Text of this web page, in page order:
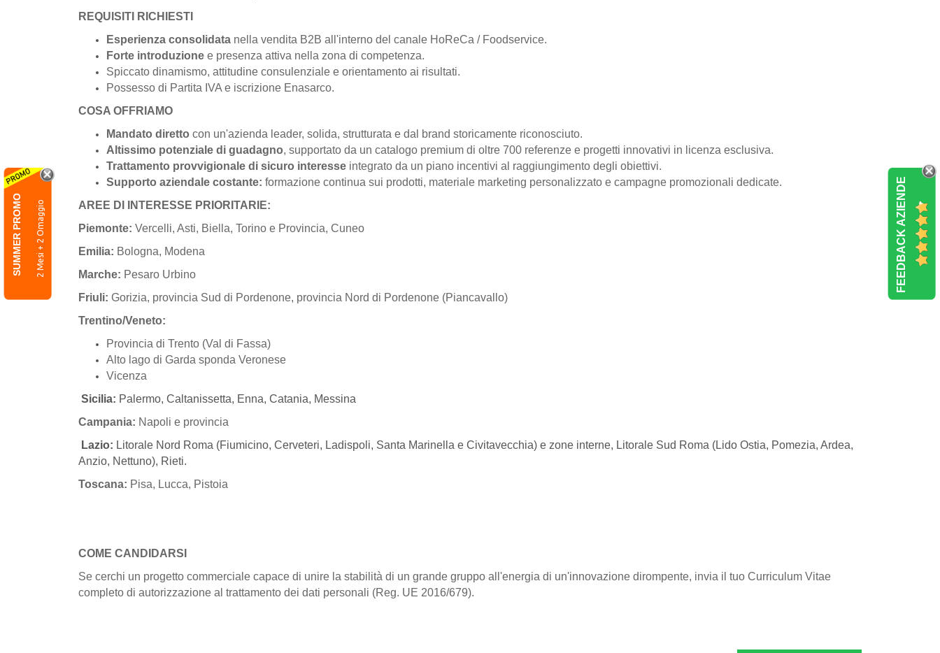
FEEDBACK AZIENDE
SUMMER PROMO 2 Mesi + 2 Omaggio
REQUISITI RICHIESTI
Esperienza consolidata nella vendita B2B all'interno del canale HoReCa / Foodservice.
Forte introduzione e presenza attiva nella zona di competenza.
Spiccato dinamismo, attitudine consulenziale e orientamento ai risultati.
Possesso di Partita IVA e iscrizione Enasarco.
COSA OFFRIAMO
Mandato diretto con un'azienda leader, solida, strutturata e dal brand storicamente riconosciuto.
Altissimo potenziale di guadagno, supportato da un catalogo premium di oltre 700 referenze e progetti innovativi in licenza esclusiva.
Trattamento provvigionale di sicuro interesse integrato da un piano incentivi al raggiungimento degli obiettivi.
Supporto aziendale costante: formazione continua sui prodotti, materiale marketing personalizzato e campagne promozionali dedicate.
AREE DI INTERESSE PRIORITARIE:
Piemonte: Vercelli, Asti, Biella, Torino e Provincia, Cuneo
Emilia: Bologna, Modena
Marche: Pesaro Urbino
Friuli: Gorizia, provincia Sud di Pordenone, provincia Nord di Pordenone (Piancavallo)
Trentino/Veneto:
Provincia di Trento (Val di Fassa)
Alto lago di Garda sponda Veronese
Vicenza
Sicilia: Palermo, Caltanissetta, Enna, Catania, Messina
Campania: Napoli e provincia
Lazio: Litorale Nord Roma (Fiumicino, Cerveteri, Ladispoli, Santa Marinella e Civitavecchia) e zone interne, Litorale Sud Roma (Lido Ostia, Pomezia, Ardea,
Anzio, Nettuno), Rieti.
Toscana: Pisa, Lucca, Pistoia
COME CANDIDARSI
Se cerchi un progetto commerciale capace di unire la stabilità di un grande gruppo all'energia di un'innovazione dirompente, invia il tuo Curriculum Vitae
completo di autorizzazione al trattamento dei dati personali (Reg. UE 2016/679).